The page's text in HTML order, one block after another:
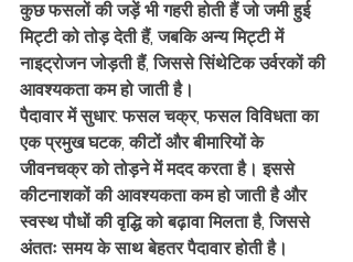
कुछ फसलों की जड़ें भी गहरी होती हैं जो जमी हुई
मिट्टी को तोड़ देती हैं, जबकि अन्य मिट्टी में
नाइट्रोजन जोड़ती हैं, जिससे सिंथेटिक उर्वरकों की
आवश्यकता कम हो जाती है।
पैदावार में सुधार: फसल चक्र, फसल विविधता का
एक प्रमुख घटक, कीटों और बीमारियों के
जीवनचक्र को तोड़ने में मदद करता है। इससे
कीटनाशकों की आवश्यकता कम हो जाती है और
स्वस्थ पौधों की वृद्धि को बढ़ावा मिलता है, जिससे
अंततः समय के साथ बेहतर पैदावार होती है।